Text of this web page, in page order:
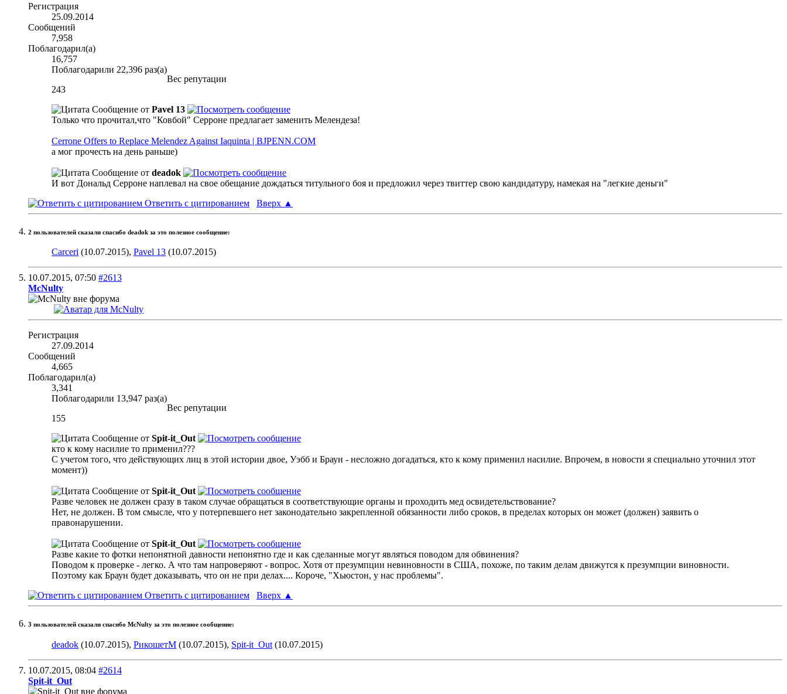
Регистрация
25.09.2014
Сообщений
7,958
Поблагодарил(а)
16,757
Поблагодарили 22,396 раз(а)
Вес репутации
243
Сообщение от Pavel 13
Только что прочитал,что "Ковбой" Серроне предлагает заменить Мелендеза!
Cerrone Offers to Replace Melendez Against Iaquinta | BJPENN.COM
а мог прочесть на день раньше)
Сообщение от deadok
И вот Дональд Серроне наплевал на свое обещание дождаться титульного боя и предложил через твиттер свою кандидатуру, намекая на "легкие деньги"
Ответить с цитированием
Вверх ▲
2 пользователей сказали cпасибо deadok за это полезное сообщение:
Carceri (10.07.2015), Pavel 13 (10.07.2015)
10.07.2015, 07:50 #2613
McNulty
Регистрация
27.09.2014
Сообщений
4,665
Поблагодарил(а)
3,341
Поблагодарили 13,947 раз(а)
Вес репутации
155
Сообщение от Spit-it_Out
кто к кому насилие то применил???
С учетом того, что действующих лиц в этой истории двое, Уэбб и Браун - несложно догадаться, кто к кому применил насилие. Впрочем, в новости я специально уточнил этот
момент))
Сообщение от Spit-it_Out
Разве человек не должен сразу в таком случае обращаться в соответствующие органы и проходить мед освидетельствование?
Нет, не должен. В том смысле, что у потерпевшего нет законодательно закрепленной обязанности либо сроков, в пределах которых он может (должен) заявить о
правонарушении.
Сообщение от Spit-it_Out
Разве какие то фотки непонятной давности непонятно где и как сделанные могут являться поводом для обвинения?
Поводом к проверке - легко. А что там напроверяют - вопрос. Хотя от презумпции невиновности в США, похоже, по таким делам движутся к презумпции виновности.
Поэтому как Браун будет доказывать, что он не при делах.... Короче, "Хьюстон, у нас проблемы".
Ответить с цитированием
Вверх ▲
3 пользователей сказали cпасибо McNulty за это полезное сообщение:
deadok (10.07.2015), РикошетМ (10.07.2015), Spit-it_Out (10.07.2015)
10.07.2015, 08:04 #2614
Spit-it_Out